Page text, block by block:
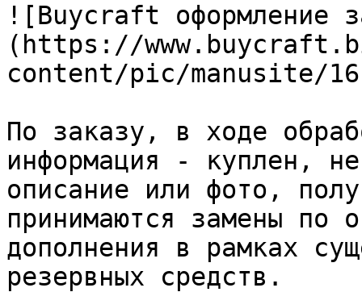
![Buycraft оформление
(https://
content/pic/manusite/
По заказу, в ходе
информация - куплен,
описание или фото,
принимаются замены по
дополнения в рамках
резервных средств.